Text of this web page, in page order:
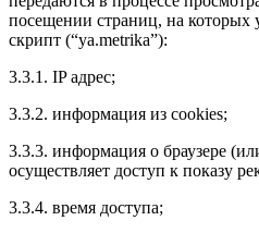
посещении страниц, на которых
скрипт (“ya.metrika”):
3.3.1. IP адрес;
3.3.2. информация из cookies;
3.3.3. информация о браузере
осуществляет доступ к показу
3.3.4. время доступа;